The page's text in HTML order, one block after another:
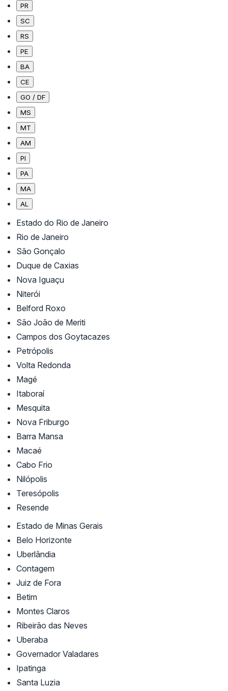
PR
SC
RS
PE
BA
CE
GO / DF
MS
MT
AM
PI
PA
MA
AL
Estado do Rio de Janeiro
Rio de Janeiro
São Gonçalo
Duque de Caxias
Nova Iguaçu
Niterói
Belford Roxo
São João de Meriti
Campos dos Goytacazes
Petrópolis
Volta Redonda
Magé
Itaboraí
Mesquita
Nova Friburgo
Barra Mansa
Macaé
Cabo Frio
Nilópolis
Teresópolis
Resende
Estado de Minas Gerais
Belo Horizonte
Uberlândia
Contagem
Juiz de Fora
Betim
Montes Claros
Ribeirão das Neves
Uberaba
Governador Valadares
Ipatinga
Santa Luzia